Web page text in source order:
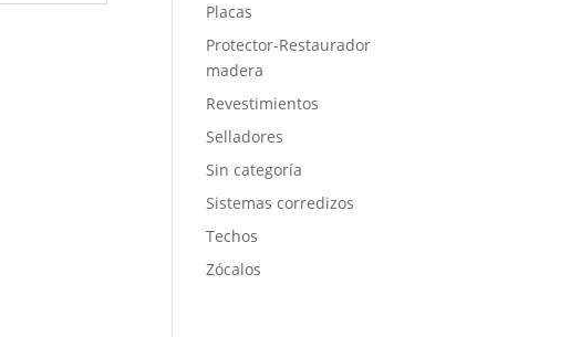
Placas
Protector-Restaurador
madera
Revestimientos
Selladores
Sin categoría
Sistemas corredizos
Techos
Zócalos